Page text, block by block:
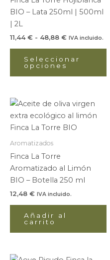
BIO – Lata 250ml | 500ml
| 2L
11,44€ - 48,88 € IVA incluido.
Seleccionar
opciones
la
Aromatizados
Finca La Torre
Aromatizado al Limón
BIO – Botella 250 ml
12,48 € IVA incluido.
Añadir al
carrito